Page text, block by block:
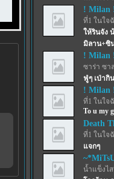
! Milan
ที่1 ในใจ
ให้รินจัง
มิลาน+ซิ
! Milan
ซาร่า ซา
ฟู่ๆ เป่ากิ
! Milan
ที่1 ในใจ
To u my
Death
ที่1 ในใจ
แจกๆ
น้ำแข็งไ